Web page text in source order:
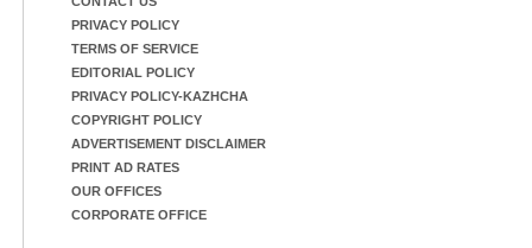
PRIVACY POLICY
TERMS OF SERVICE
EDITORIAL POLICY
PRIVACY POLICY-KAZHCHA
COPYRIGHT POLICY
ADVERTISEMENT DISCLAIMER
PRINT AD RATES
OUR OFFICES
CORPORATE OFFICE